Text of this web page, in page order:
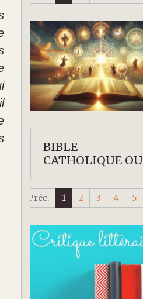
BIBLE
CATHOLIQUE OU
Préc. 1 2 3 4 5